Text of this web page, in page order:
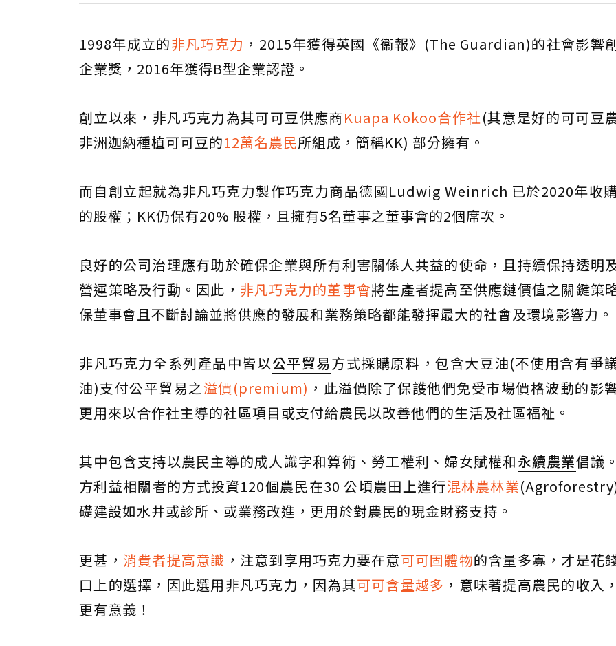
1998年成立的非凡巧克力 ，2015年獲得英國《衞報》(The Guardian)的社會影響
企業獎，2016年獲得B型企業認證。
創立以來，非凡巧克力為其可可豆供應商Kuapa Kokoo合作社(其意是好的可可豆
非洲迦納種植可可豆的12萬名農民所組成，簡稱KK) 部分擁有。
而自創立起就為非凡巧克力製作巧克力商品德國Ludwig Weinrich 已於2020年收
的股權；KK仍保有20% 股權，且擁有5名董事之董事會的2個席次。
良好的公司治理應有助於確保企業與所有利害關係人共益的使命，且持續保持透明
營運策略及行動。因此， 非凡巧克力的董事會將生產者提高至供應鏈價值之關鍵策
保董事會且不斷討論並將供應的發展和業務策略都能發揮最大的社會及環境影響力。
非凡巧克力全系列產品中皆以公平貿易方式採購原料，包含大豆油(不使用含有爭
油)支付公平貿易之溢價(premium) ，此溢價除了保護他們免受市場價格波動的影
更用來以合作社主導的社區項目或支付給農民以改善他們的生活及社區福祉。
其中包含支持以農民主導的成人識字和算術、勞工權利、婦女賦權和永續農業倡議
方利益相關者的方式投資120個農民在30 公頃農田上進行混林農林業
礎建設如水井或診所、或業務改進，更用於對農民的現金財務支持。
更甚， 消費者提高意識 ，注意到享用巧克力要在意可可固體物的含量多寡，才是花
口上的選擇，因此選用非凡巧克力，因為其可可含量越多 ，意味著提高農民的收入
更有意義！